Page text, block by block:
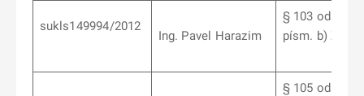
sukls149994/2012
Ing. Pavel Harazim
§ 103 odst. 7
písm. b) ZoL
§ 105 odst. 2